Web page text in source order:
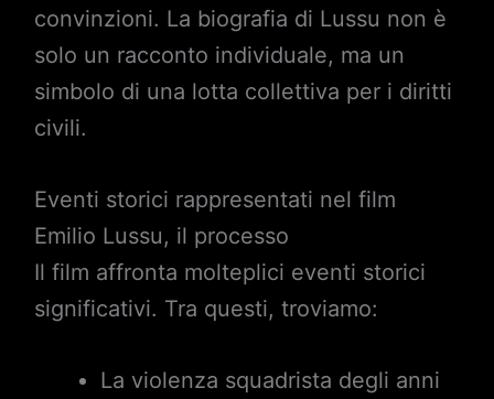
convinzioni. La biografia di Lussu non è
solo un racconto individuale, ma un
simbolo di una lotta collettiva per i diritti
civili.
Eventi storici rappresentati nel film
Emilio Lussu, il processo
Il film affronta molteplici eventi storici
significativi. Tra questi, troviamo:
La violenza squadrista degli anni